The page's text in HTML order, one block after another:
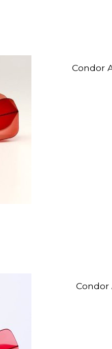
Condor
Condor